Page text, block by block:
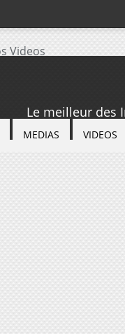
Le meilleur des
MEDIAS VIDEOS